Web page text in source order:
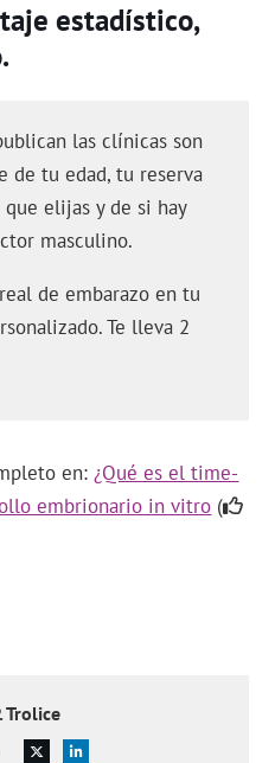
estadístico,
las clínicas son
de tu edad, tu reserva
elijas y de si hay
masculino.
real de embarazo en tu
Te lleva 2
en:¿Qué es el time-
embrionario in vitro (
Trolice